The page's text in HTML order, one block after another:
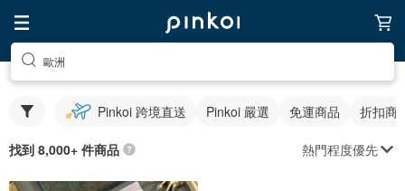
歐洲
Pinkoi 跨境直送 Pinkoi 嚴選 免運商品 折扣商
找到 8,000+ 件商品 熱門程度優先